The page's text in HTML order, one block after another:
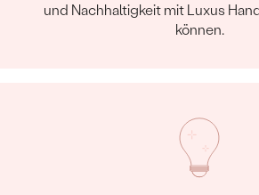
und Nachhaltigkeit mit Luxus
können.